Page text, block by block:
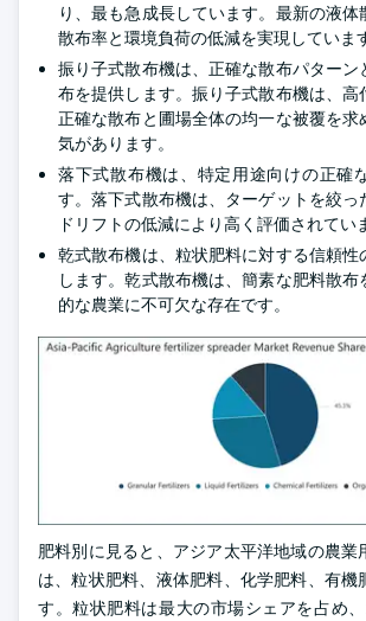
り、最も急成長しています。最新の液体
散布率と環境負荷の低減を実現していま
振り子式散布機は、正確な散布パターン
布を提供します。振り子式散布機は、高
正確な散布と圃場全体の均一な被覆を求
気があります。
落下式散布機は、特定用途向けの正確
す。落下式散布機は、ターゲットを絞っ
ドリフトの低減により高く評価されてい
乾式散布機は、粒状肥料に対する信頼性
します。乾式散布機は、簡素な肥料散
的な農業に不可欠な存在です。
肥料別に見ると、アジア太平洋地域の農業
は、粒状肥料、液体肥料、化学肥料、有機
す。粒状肥料は最大の市場シェアを占め、